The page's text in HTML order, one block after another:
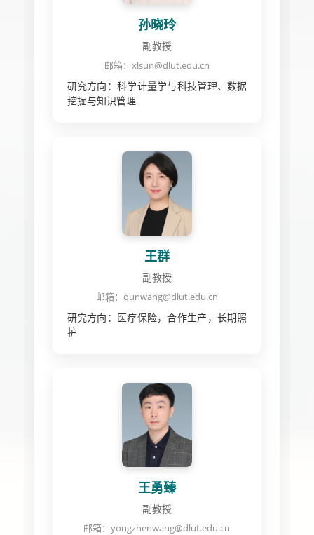
孙晓玲
副教授
邮箱：xlsun@dlut.edu.cn
研究方向：科学计量学与科技管理、数据
挖掘与知识管理
王群
副教授
邮箱：qunwang@dlut.edu.cn
研究方向：医疗保险，合作生产，长期照
护
王勇臻
副教授
邮箱：yongzhenwang@dlut.edu.cn